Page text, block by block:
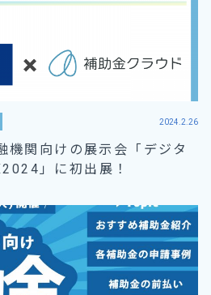
2024.2.26
機関向けの展示会「デジタ
」に初出展！